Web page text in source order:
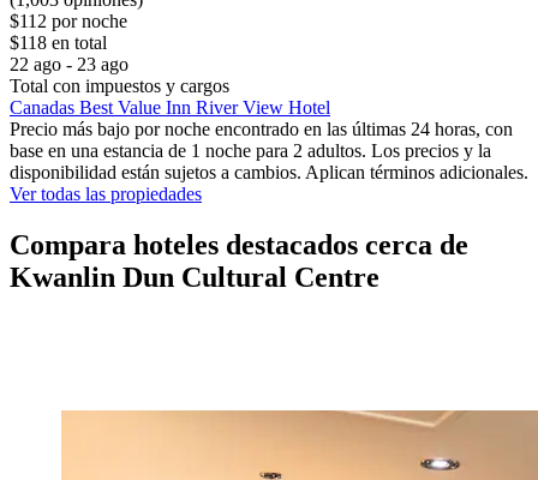
$112 por noche
$118 en total
22 ago - 23 ago
Total con impuestos y cargos
Canadas Best Value Inn River View Hotel
Precio más bajo por noche encontrado en las últimas 24 horas, con
base en una estancia de 1 noche para 2 adultos. Los precios y la
disponibilidad están sujetos a cambios. Aplican términos adicionales.
Ver todas las propiedades
Compara hoteles destacados cerca de
Kwanlin Dun Cultural Centre